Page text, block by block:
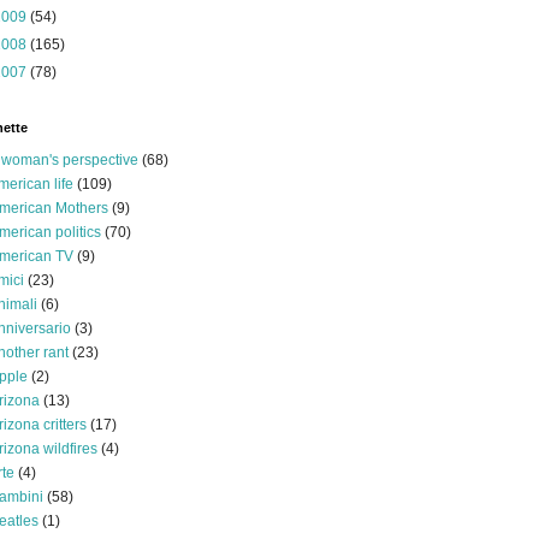
(54)
(165)
(78)
woman's perspective (68)
life (109)
Mothers (9)
politics (70)
TV (9)
(23)
(6)
(3)
rant (23)
(2)
(13)
critters (17)
wildfires (4)
(4)
(58)
(1)